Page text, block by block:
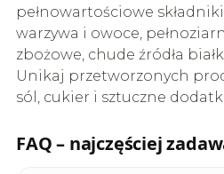
pełnowartościowe
warzywa i owoce,
zbożowe, chude źródła
Unikaj przetworzonych
sól, cukier i sztuczne
FAQ – najczęściej